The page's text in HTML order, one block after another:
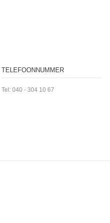
TELEFOONNUMMER
Tel: 040 - 304 10 67